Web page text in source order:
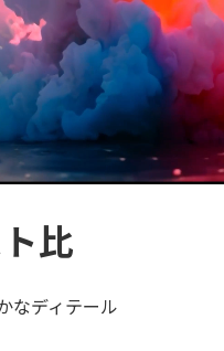
比
なディテール